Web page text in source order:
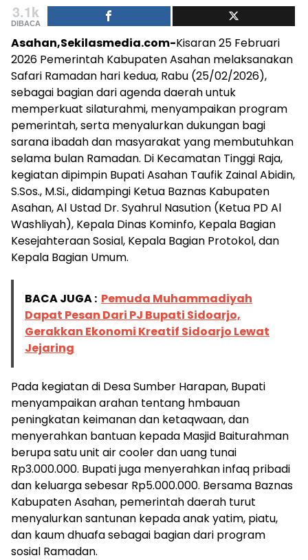
3.1k
DIBACA
Asahan,Sekilasmedia.com-Kisaran 25 Februari
2026 Pemerintah Kabupaten Asahan melaksanakan
Safari Ramadan hari kedua, Rabu (25/02/2026),
sebagai bagian dari agenda daerah untuk
memperkuat silaturahmi, menyampaikan program
pemerintah, serta menyalurkan dukungan bagi
sarana ibadah dan masyarakat yang membutuhkan
selama bulan Ramadan. Di Kecamatan Tinggi Raja,
kegiatan dipimpin Bupati Asahan Taufik Zainal Abidin,
S.Sos., M.Si., didampingi Ketua Baznas Kabupaten
Asahan, Al Ustad Dr. Syahrul Nasution (Ketua PD Al
Washliyah), Kepala Dinas Kominfo, Kepala Bagian
Kesejahteraan Sosial, Kepala Bagian Protokol, dan
Kepala Bagian Umum.
BACA JUGA : Pemuda Muhammadiyah
Dapat Pesan Dari PJ Bupati Sidoarjo,
Gerakkan Ekonomi Kreatif Sidoarjo Lewat
Jejaring
Pada kegiatan di Desa Sumber Harapan, Bupati
menyampaikan arahan tentang hmbauan
peningkatan keimanan dan ketaqwaan, dan
menyerahkan bantuan kepada Masjid Baiturahman
berupa satu unit air cooler dan uang tunai
Rp3.000.000. Bupati juga menyerahkan infaq pribadi
dan keluarga sebesar Rp5.000.000. Bersama Baznas
Kabupaten Asahan, pemerintah daerah turut
menyalurkan santunan kepada anak yatim, piatu,
dan kaum dhuafa sebagai bagian dari program
sosial Ramadan.